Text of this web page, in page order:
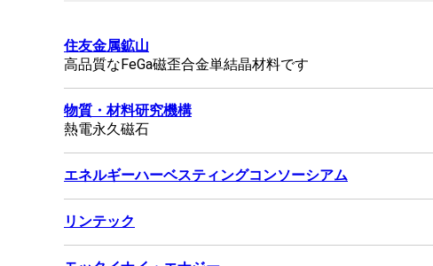
住友金属鉱山
高品質なFeGa磁歪合金単結晶材料です
物質・材料研究機構
熱電永久磁石
エネルギーハーベスティングコンソーシアム
リンテック